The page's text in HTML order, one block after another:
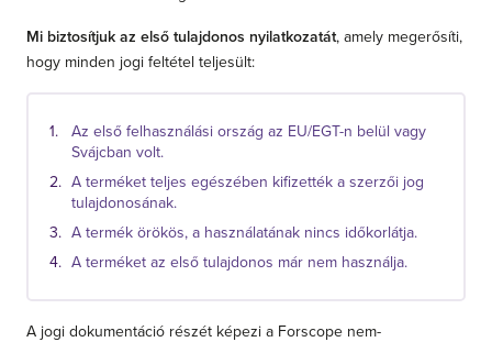
Mi biztosítjuk az első tulajdonos nyilatkozatát, amely megerősíti,
hogy minden jogi feltétel teljesült:
Az első felhasználási ország az EU/EGT-n belül vagy
Svájcban volt.
A terméket teljes egészében kifizették a szerzői jog
tulajdonosának.
A termék örökös, a használatának nincs időkorlátja.
A terméket az első tulajdonos már nem használja.
A jogi dokumentáció részét képezi a Forscope nem-